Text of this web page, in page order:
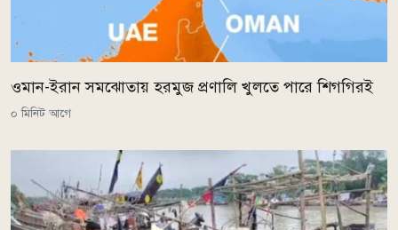
ওমান-ইরান সমঝোতায় হরমুজ প্রণালি খুলতে পারে শিগগিরই
০ মিনিট আগে